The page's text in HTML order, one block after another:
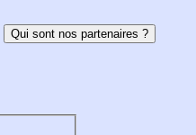
Qui sont nos partenaires ?